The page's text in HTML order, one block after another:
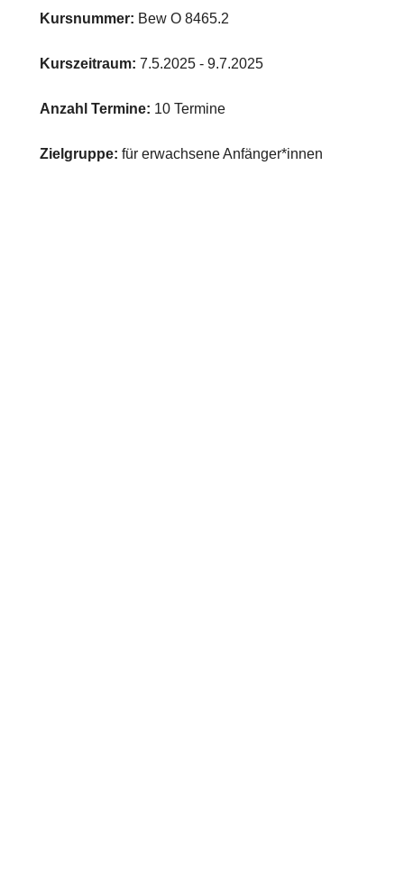
Kursnummer: Bew O 8465.2
Kurszeitraum: 7.5.2025 - 9.7.2025
Anzahl Termine: 10 Termine
Zielgruppe: für erwachsene Anfänger*innen